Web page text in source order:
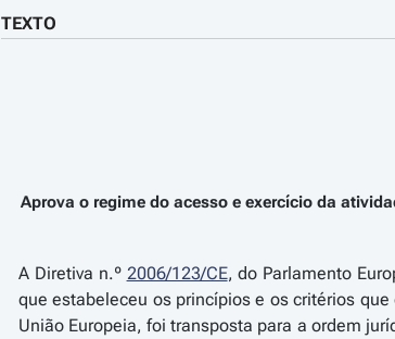
TEXTO
Aprova o regime do acesso e exercício da
A Diretiva n.º 2006/123/CE, do Parlamento
que estabeleceu os princípios e os critérios
União Europeia, foi transposta para a ordem